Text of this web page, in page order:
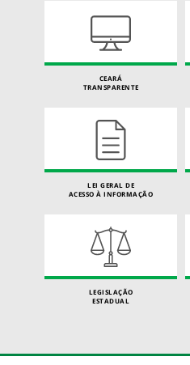
CEARÁ
TRANSPARENTE
LEI GERAL DE
ACESSO À INFORMAÇÃO
LEGISLAÇÃO
ESTADUAL